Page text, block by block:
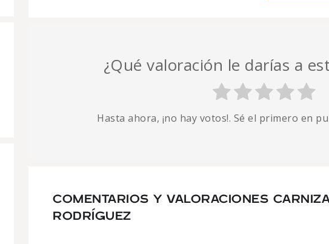
¿Qué valoración le darías a
Hasta ahora, ¡no hay votos!. Sé el primero en
COMENTARIOS Y VALORACIONES
RODRÍGUEZ